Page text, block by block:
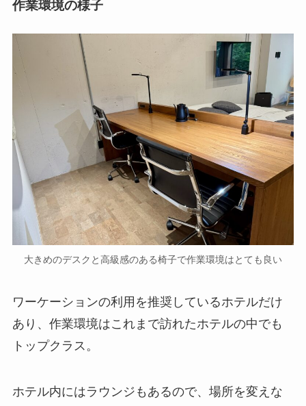
作業環境の様子
大きめのデスクと高級感のある椅子で作業環境はとても良い
ワーケーションの利用を推奨しているホテルだけ
あり、作業環境はこれまで訪れたホテルの中でも
トップクラス。
ホテル内にはラウンジもあるので、場所を変えな